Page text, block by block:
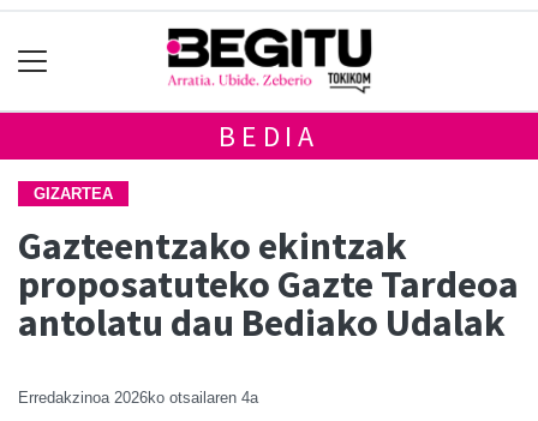
BEDIA
GIZARTEA
Gazteentzako ekintzak
proposatuteko Gazte Tardeoa
antolatu dau Bediako Udalak
Erredakzinoa 2026ko otsailaren 4a